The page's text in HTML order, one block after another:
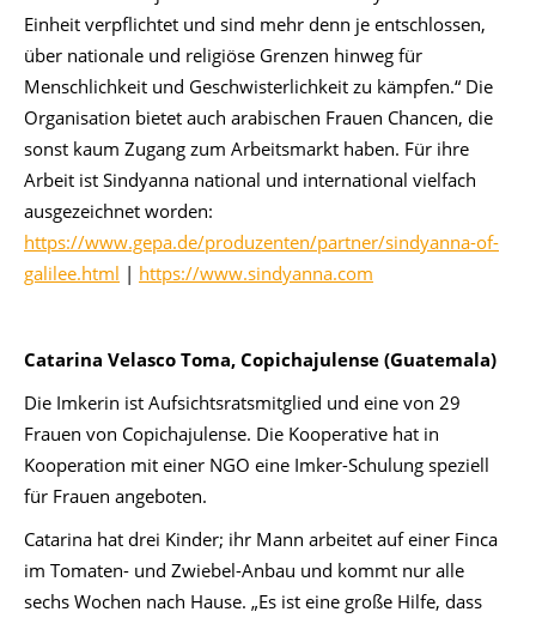
Einheit verpflichtet und sind mehr denn je entschlossen,
über nationale und religiöse Grenzen hinweg für
Menschlichkeit und Geschwisterlichkeit zu kämpfen.“ Die
Organisation bietet auch arabischen Frauen Chancen, die
sonst kaum Zugang zum Arbeitsmarkt haben. Für ihre
Arbeit ist Sindyanna national und international vielfach
ausgezeichnet worden:
https://www.gepa.de/produzenten/partner/sindyanna-of-
galilee.html | https://www.sindyanna.com
Catarina Velasco Toma, Copichajulense (Guatemala)
Die Imkerin ist Aufsichtsratsmitglied und eine von 29
Frauen von Copichajulense. Die Kooperative hat in
Kooperation mit einer NGO eine Imker-Schulung speziell
für Frauen angeboten.
Catarina hat drei Kinder; ihr Mann arbeitet auf einer Finca
im Tomaten- und Zwiebel-Anbau und kommt nur alle
sechs Wochen nach Hause. „Es ist eine große Hilfe, dass